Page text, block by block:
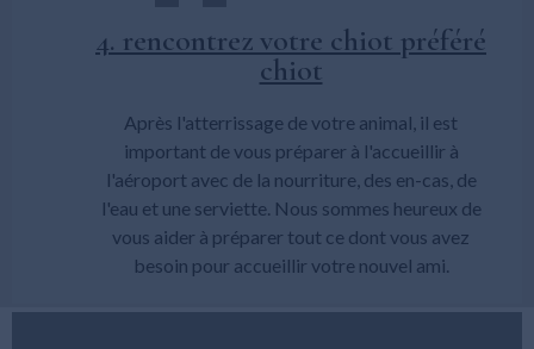
4. rencontrez votre chiot préféré
chiot
Après l'atterrissage de votre animal, il est
important de vous préparer à l'accueillir à
l'aéroport avec de la nourriture, des en-cas, de
l'eau et une serviette. Nous sommes heureux de
vous aider à préparer tout ce dont vous avez
besoin pour accueillir votre nouvel ami.